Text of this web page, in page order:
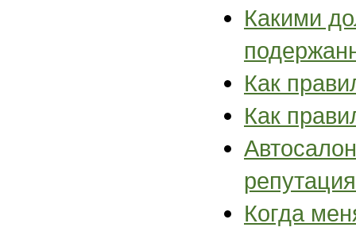
Какими
Как
Как
Когда